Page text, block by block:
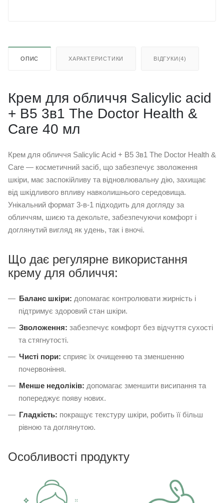
ОПИС ХАРАКТЕРИСТИКИ ВІДГУКИ(4)
Крем для обличчя Salicylic acid
+ B5 3в1 The Doctor Health &
Care 40 мл
Крем для обличчя Salicylic Acid + B5 3в1 The Doctor Health &
Care — косметичний засіб, що забезпечує зволоження
шкіри, має заспокійливу та відновлювальну дію, захищає
від шкідливого впливу навколишнього середовища.
Унікальний формат 3-в-1 підходить для догляду за
обличчям, шиєю та декольте, забезпечуючи комфорт і
доглянутий вигляд як удень, так і вночі.
Що дає регулярне використання
крему для обличчя:
Баланс шкіри: допомагає контролювати жирність і
підтримує здоровий стан шкіри.
Зволоження: забезпечує комфорт без відчуття сухості
та стягнутості.
Чисті пори: сприяє їх очищенню та зменшенню
почервоніння.
Менше недоліків: допомагає зменшити висипання та
попереджує появу нових.
Гладкість: покращує текстуру шкіри, робить її більш
рівною та доглянутою.
Особливості продукту